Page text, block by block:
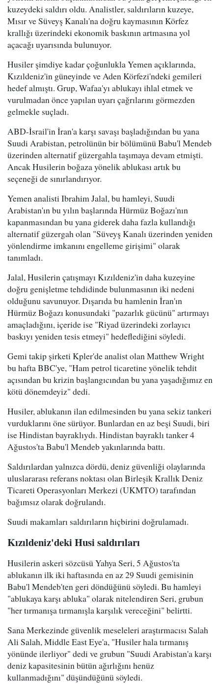
kuzeydeki saldırı oldu. Analistler, saldırıların kuzeye,
Mısır ve Süveyş Kanalı'na doğru kaymasının Körfez
krallığı üzerindeki ekonomik baskının artmasına yol
açacağı uyarısında bulunuyor.
Husiler şimdiye kadar çoğunlukla Yemen açıklarında,
Kızıldeniz'in güneyinde ve Aden Körfezi'ndeki gemileri
hedef almıştı. Grup, Wafaa'yı ablukayı ihlal etmek ve
vurulmadan önce yapılan uyarı çağrılarını görmezden
gelmekle suçladı.
ABD-İsrail'in İran'a karşı savaşı başladığından bu yana
Suudi Arabistan, petrolünün bir bölümünü Babu'l Mendeb
üzerinden alternatif güzergahla taşımaya devam etmişti.
Ancak Husilerin boğaza yönelik ablukası artık bu
seçeneği de sınırlandırıyor.
Yemen analisti Ibrahim Jalal, bu hamleyi, Suudi
Arabistan'ın bu yılın başlarında Hürmüz Boğazı'nın
kapanmasından bu yana giderek daha fazla kullandığı
alternatif güzergah olan "Süveyş Kanalı üzerinden yeniden
yönlendirme imkanını engelleme girişimi" olarak
tanımladı.
Jalal, Husilerin çatışmayı Kızıldeniz'in daha kuzeyine
doğru genişletme tehdidinde bulunmasının iki nedeni
olduğunu savunuyor. Dışarıda bu hamlenin İran'ın
Hürmüz Boğazı konusundaki "pazarlık gücünü" artırmayı
amaçladığını, içeride ise "Riyad üzerindeki zorlayıcı
baskıyı yeniden tesis etmeyi" hedeflediğini söyledi.
Gemi takip şirketi Kpler'de analist olan Matthew Wright
bu hafta BBC'ye, "Ham petrol ticaretine yönelik tehdit
açısından bu krizin başlangıcından bu yana yaşadığımız en
kötü dönemdeyiz" dedi.
Husiler, ablukanın ilan edilmesinden bu yana sekiz tankeri
vurduklarını öne sürüyor. Bunlardan en az beşi Suudi, biri
ise Hindistan bayraklıydı. Hindistan bayraklı tanker 4
Ağustos'ta Babu'l Mendeb yakınlarında battı.
Saldırılardan yalnızca dördü, deniz güvenliği olaylarında
uluslararası referans noktası olan Birleşik Krallık Deniz
Ticareti Operasyonları Merkezi (UKMTO) tarafından
bağımsız olarak doğrulandı.
Suudi makamları saldırıların hiçbirini doğrulamadı.
Kızıldeniz'deki Husi saldırıları
Husilerin askeri sözcüsü Yahya Seri, 5 Ağustos'ta
ablukanın ilk iki haftasında en az 29 Suudi gemisinin
Babu'l Mendeb'ten geri döndüğünü söyledi. Bu hamleyi
"ablukaya karşı abluka" olarak nitelendiren Seri, grubun
"her tırmanışa tırmanışla karşılık vereceğini" belirtti.
Sana Merkezinde güvenlik meseleleri araştırmacısı Salah
Ali Salah, Middle East Eye'a, "Husiler hala tırmanış
yönünde ilerliyor" dedi ve grubun "Suudi Arabistan'a karşı
deniz kapasitesinin bütün ağırlığını henüz
kullanmadığını" düşündüğünü söyledi.